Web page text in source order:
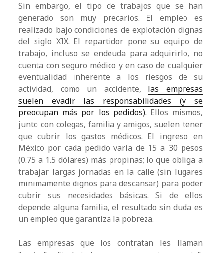
Sin embargo, el tipo de trabajos que se han
generado son muy precarios. El empleo es
realizado bajo condiciones de explotación dignas
del siglo XIX. El repartidor pone su equipo de
trabajo, incluso se endeuda para adquirirlo, no
cuenta con seguro médico y en caso de cualquier
eventualidad inherente a los riesgos de su
actividad, como un accidente, las empresas
suelen evadir las responsabilidades (y se
preocupan más por los pedidos). Ellos mismos,
junto con colegas, familia y amigos, suelen tener
que cubrir los gastos médicos. El ingreso en
México por cada pedido varía de 15 a 30 pesos
(0.75 a 1.5 dólares) más propinas; lo que obliga a
trabajar largas jornadas en la calle (sin lugares
mínimamente dignos para descansar) para poder
cubrir sus necesidades básicas. Si de ellos
depende alguna familia, el resultado sin duda es
un empleo que garantiza la pobreza.
Las empresas que los contratan les llaman